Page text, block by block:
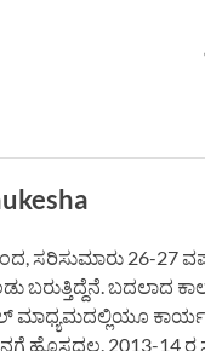
ಸರಿಸುಮಾರು 26-27
ಬರುತ್ತಿದ್ದೆನೆ. ಬದಲಾದ
ಮಾಧ್ಯಮದಲ್ಲಿಯೂ
ಹೊಸದಲ್ಲ. 2013-14 ರ